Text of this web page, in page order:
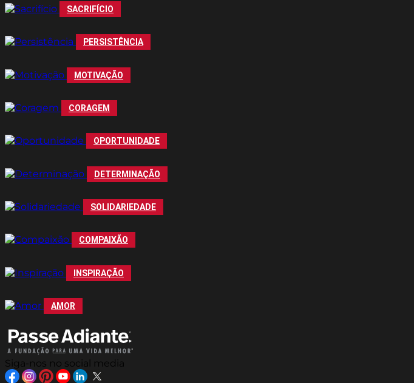
SACRIFÍCIO
PERSISTÊNCIA
MOTIVAÇÃO
CORAGEM
OPORTUNIDADE
DETERMINAÇÃO
SOLIDARIEDADE
COMPAIXÃO
INSPIRAÇÃO
AMOR
Siga-nos no social media